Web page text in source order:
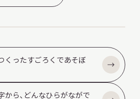
検
索
くったすごろくであそぼ
から、どんなひらがながで